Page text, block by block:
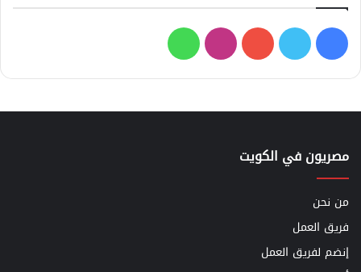
فيسبوك
تويتر يوتيوبانستقرامواتساب
مصريون في الكويت
من نحن
فريق العمل
إنضم لفريق العمل